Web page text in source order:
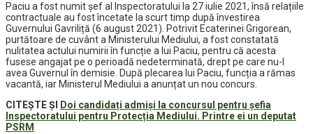
Paciu a fost numit șef al Inspectoratului la 27 iulie 2021, însă relațiile
contractuale au fost încetate la scurt timp după învestirea
Guvernului Gavriliță (6 august 2021). Potrivit Ecaterinei Grigorean,
purtătoare de cuvânt a Ministerului Mediului, a fost constatată
nulitatea actului numirii în funcție a lui Paciu, pentru că acesta
fusese angajat pe o perioadă nedeterminată, drept pe care nu-l
avea Guvernul în demisie. După plecarea lui Paciu, funcția a rămas
vacantă, iar Ministerul Mediului a anunțat un nou concurs.
CITEȘTE ȘI
Doi candidați admiși la concursul pentru șefia
Inspectoratului pentru Protecția Mediului. Printre ei un deputat
PSRM